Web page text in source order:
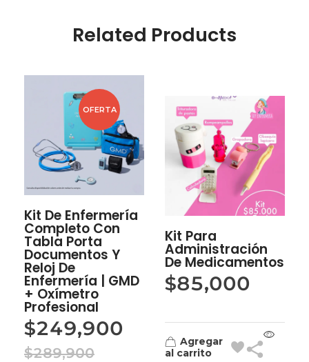
Related Products
OFERTA
Kit De Enfermería
Completo Con
Tabla Porta
Documentos Y
Reloj De
Enfermería | GMD
+ Oxímetro
Profesional
$249,900
$289,900
Kit Para
Administración
De Medicamentos
$85,000
Agregar
al carrito